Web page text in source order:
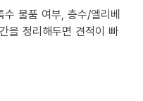
물품 여부, 층수/엘리베
을 정리해두면 견적이 빠